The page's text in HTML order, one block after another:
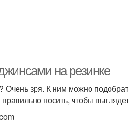
на резинке
зря. К ним можно
носить, чтобы